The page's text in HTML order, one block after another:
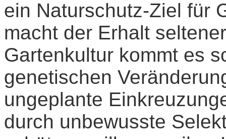
ein Naturschutz-Ziel für
macht der Erhalt
Gartenkultur kommt es
genetischen
ungeplante
durch unbewusste